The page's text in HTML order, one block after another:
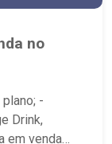
no
-
em venda,